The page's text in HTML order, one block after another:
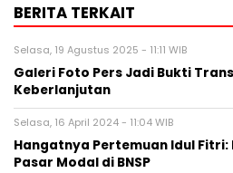
BERITA TERKAIT
Selasa, 19 Agustus 2025 - 11:11 WIB
Galeri Foto Pers Jadi Bukti
Keberlanjutan
Selasa, 16 April 2024 - 11:04 WIB
Hangatnya Pertemuan Idul
Pasar Modal di BNSP